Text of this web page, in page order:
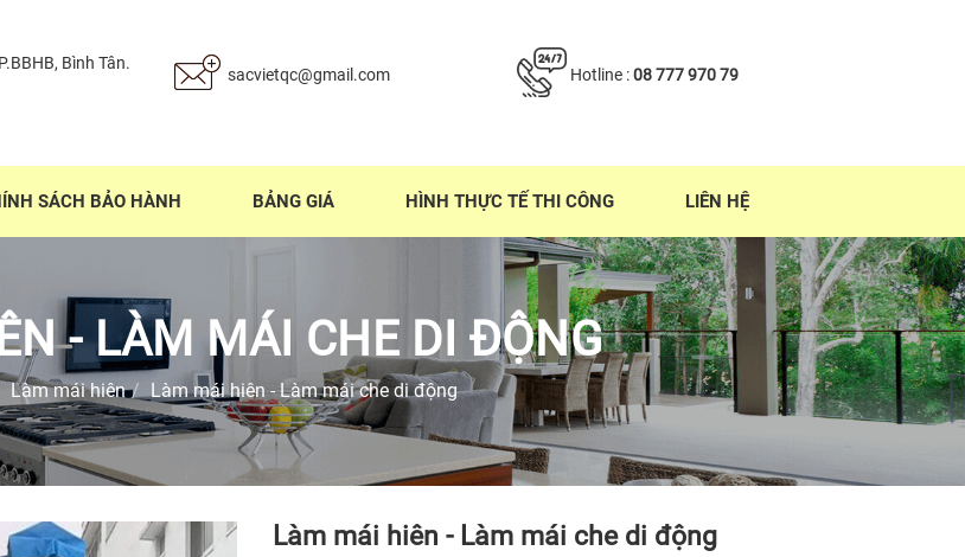
Bình Tân.
sacvietqc@gmail.com Hotline :08 777 970 79
SÁCH BẢO HÀNH BẢNG GIÁ HÌNH THỰC TẾ THI CÔNG LIÊN HỆ
- LÀM MÁI CHE DI ĐỘNG
Làm mái hiên Làm mái hiên - Làm mái che di động
Làm mái hiên - Làm mái che di động